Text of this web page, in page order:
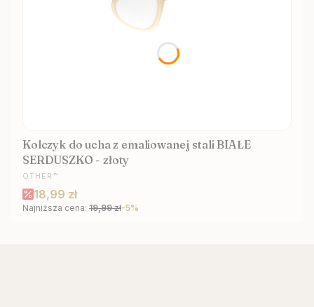
Kolczyk do ucha z emaliowanej stali BIAŁE
SERDUSZKO - złoty
PRODUCENT
OTHER™
Cena promocyjna
18,99 zł
Najniższa cena: 19,99 zł-5%